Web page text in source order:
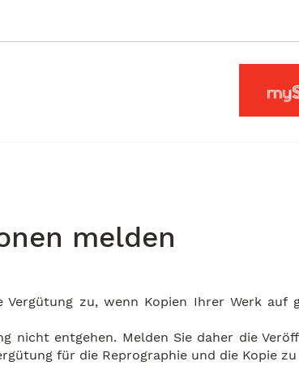
melden
zu, wenn Kopien Ihrer Werk auf
nicht entgehen. Melden Sie daher die
für die Reprographie und die Kopie zu